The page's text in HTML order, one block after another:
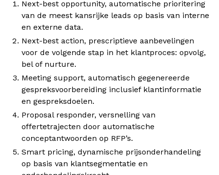
Next-best opportunity, automatische prioritering
van de meest kansrijke leads op basis van interne
en externe data.
Next-best action, prescriptieve aanbevelingen
voor de volgende stap in het klantproces: opvolg,
bel of nurture.
Meeting support, automatisch gegenereerde
gespreksvoorbereiding inclusief klantinformatie
en gespreksdoelen.
Proposal responder, versnelling van
offertetrajecten door automatische
conceptantwoorden op RFP’s.
Smart pricing, dynamische prijsonderhandeling
op basis van klantsegmentatie en